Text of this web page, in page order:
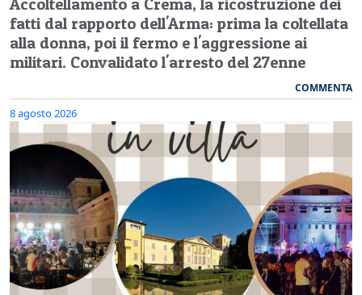
fatti dal rapporto dell'Arma: prima la coltellata
alla donna, poi il fermo e l'aggressione ai
militari. Convalidato l'arresto del 27enne
COMMENTA
8 agosto 2026